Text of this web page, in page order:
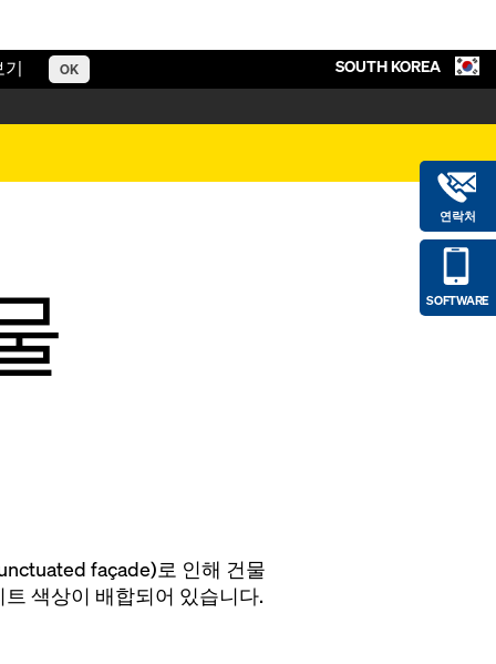
OK
연락처
SOFTWARE
SOUTH KOREA
façade)로 인해 건물
색상이 배합되어 있습니다.